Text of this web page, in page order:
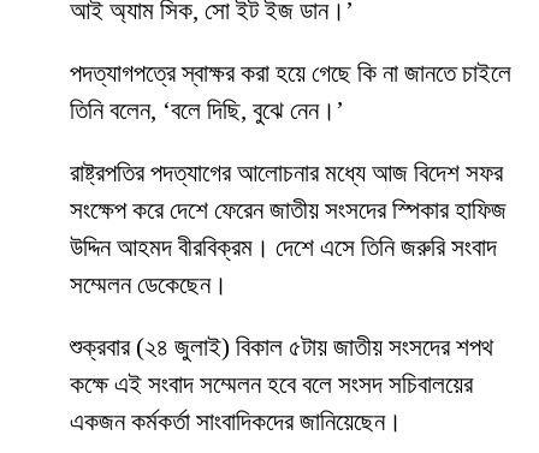
আই অ্যাম সিক, সো ইট ইজ ডান।’
পদত্যাগপত্রে স্বাক্ষর করা হয়ে গেছে কি না জানতে চাইলে
তিনি বলেন, ‘বলে দিছি, বুঝে নেন।’
রাষ্ট্রপতির পদত্যাগের আলোচনার মধ্যে আজ বিদেশ সফর
সংক্ষেপ করে দেশে ফেরেন জাতীয় সংসদের স্পিকার হাফিজ
উদ্দিন আহমদ বীরবিক্রম। দেশে এসে তিনি জরুরি সংবাদ
সম্মেলন ডেকেছেন।
শুক্রবার (২৪ জুলাই) বিকাল ৫টায় জাতীয় সংসদের শপথ
কক্ষে এই সংবাদ সম্মেলন হবে বলে সংসদ সচিবালয়ের
একজন কর্মকর্তা সাংবাদিকদের জানিয়েছেন।